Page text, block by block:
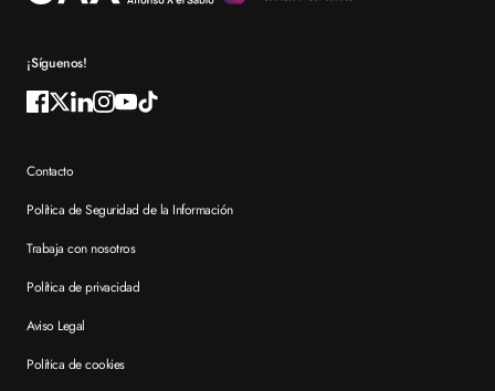
¡Síguenos!
Contacto
Política de Seguridad de la Información
Trabaja con nosotros
Política de privacidad
Aviso Legal
Política de cookies